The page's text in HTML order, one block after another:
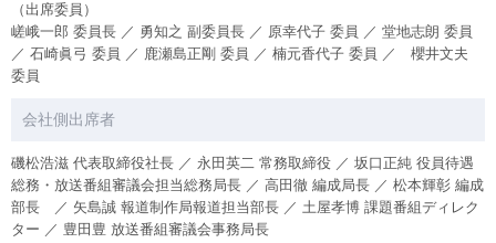
（出席委員）
嵯峨一郎 委員長 ／ 勇知之 副委員長 ／ 原幸代子 委員 ／ 堂地志朗 委員
／ 石崎眞弓 委員 ／ 鹿瀬島正剛 委員 ／ 楠元香代子 委員 ／ 櫻井文夫
委員
会社側出席者
磯松浩滋 代表取締役社長 ／ 永田英二 常務取締役 ／ 坂口正純 役員待遇
総務・放送番組審議会担当総務局長 ／ 高田徹 編成局長 ／ 松本輝彰 編成
部長 ／ 矢島誠 報道制作局報道担当部長 ／ 土屋孝博 課題番組ディレク
ター ／ 豊田豊 放送番組審議会事務局長